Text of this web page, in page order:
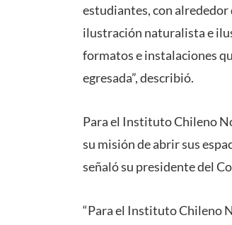
estudiantes, con
ilustración naturalista e
formatos e instalaciones
egresada”, describió.
Para el Instituto Chileno
su misión de abrir sus
señaló su presidente del
“Para el Instituto Chileno